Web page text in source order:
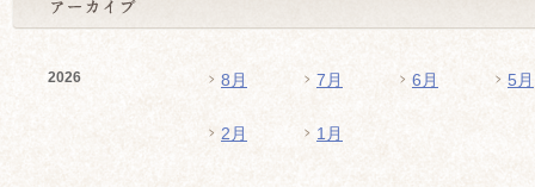
2026 8月 7月 6月 5月
2月 1月